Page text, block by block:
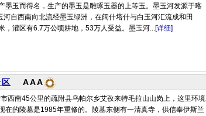
墨玉而得名，生产的墨玉是雕琢玉器的上等玉。墨玉河发源于喀
自西南向北流经墨玉绿洲，在阔什塔什与白玉河汇流成和田
，灌区有6.7万公顷耕地，53万人受益。墨玉河...[详细]
AAA
西南45公里的疏附县乌帕尔乡艾孜来特毛拉山山岗上，这里环境
在的陵墓是1985年重修的。陵墓东侧有一清真寺，供信奉伊斯兰